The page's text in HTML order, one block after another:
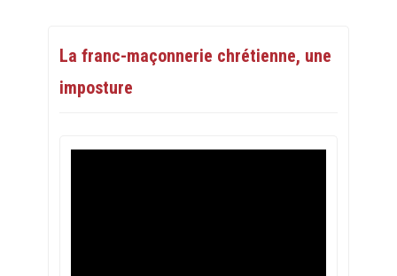
La franc-maçonnerie chrétienne, une
imposture